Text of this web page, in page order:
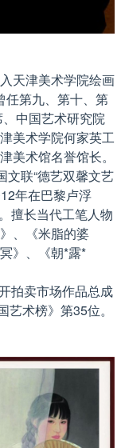
天津美术学院绘画
任第九、第十、第
中国艺术研究院
美术学院何家英工
美术馆名誉馆长。
文联“德艺双馨文艺
年在巴黎卢浮
擅长当代工笔人物
、《米脂的婆
》、《朝*露*
拍卖市场作品总成
术榜》第35位。